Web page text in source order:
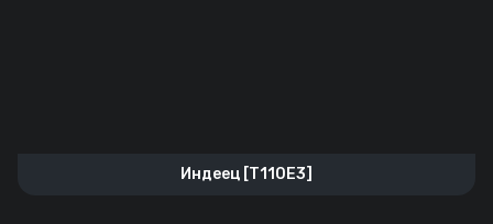
Индеец [T110E3]